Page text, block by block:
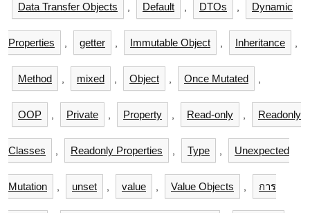
Data Transfer Objects Default DTOs Dynamic
Properties getter Immutable Object Inheritance
Method mixed Object Once Mutated
OOP Private Property Read-only Readonly
Classes Readonly Properties Type Unexpected
Mutation unset value Value Objects การ